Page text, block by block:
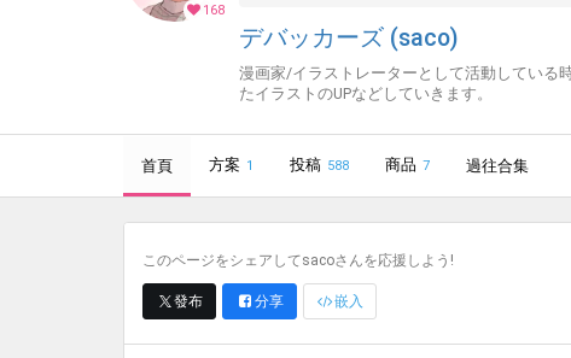
168
デバッカーズ (saco)
漫画家/イラストレーターとして活動している
たイラストのUPなどしていきます。
首頁 方案 1 投稿 588 商品 7 過往合集
このページをシェアしてsacoさんを応援しよう!
發布 分享 嵌入